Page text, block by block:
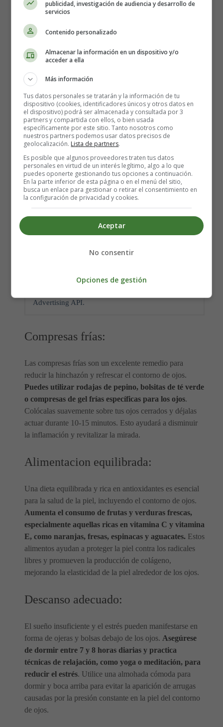
El maquillaje de ojos, especialmente el delineador y la
un desmaquillante suave y específico para los ojos
párpados cerrados durante unos segundos para aflojar el
enérgicamente, ya que esto puede causar irritación y
dañar la piel delicada.
Masajes suaves:
Realizar masajes suaves en el contorno de ojos puede
mejorar la circulación sanguínea y ayudar a reducir la
hinchazón y las ojeras.Utiliza la punta de los dedos
anulares y da pequeños toques desde el lagrimal
hacia el exterior del ojo. Repite este movimiento varias
puedes utilizar herramientas de masaje diseñadas
específicamente para el contorno de ojos, como
Error: Your account does not currently meet the
Advertising API.
Compresas frías:
Las compresas frías son un excelente remedio para
reducir la hinchazón y refrescar el contorno de ojos.
Puedes utilizar rodajas de pepino, bolsitas de té verde
o compresas de gel frías específicas para los ojos.
Colócalas suavemente sobre tus ojos cerrados y déjalas
actuar durante 10-15 minutos. Esto ayudará a disminuir
la inflamación y revitalizar la mirada.
Alimentacion equilibrada:
Una dieta equilibrada y rica en antioxidantes es esencial
para la salud de la piel, incluyendo el contorno de ojos.
Aumenta el consumo de frutas y verduras frescas,
especialmente aquellas ricas en vitamina C y vitamina
E, como naranjas, fresas, espinacas y aguacates. Estos
alimentos ayudan a proteger la piel contra los radicales
libres y promueven la producción de colágeno,
mejorando la elasticidad de la piel alrededor de los ojos.
Descanso adecuado:
El sueño insuficiente y el estrés pueden manifestarse en
forma de ojeras y bolsas debajo de los ojos. Asegúrese
de dormir entre 7 y 8 horas diarias y practica
técnicas de relajación, como yoga o meditación, para
reducir el estrés. Utilice una almohada cómoda para
dormir y boca arriba para evitar la aparición de arrugas
causadas por la presión constante en la piel del contorno
de ojos.
publicidad, investigación de audiencia y desarrollo de
servicios
Contenido personalizado
Almacenar la información en un dispositivo y/o
acceder a ella
Más información
Tus datos personales se tratarán y la información de tu
dispositivo (cookies, identificadores únicos y otros datos en
el dispositivo) podrá ser almacenada y consultada por 3
partners y compartida con ellos, o bien usada
específicamente por este sitio. Tanto nosotros como
nuestros partners podemos usar datos precisos de
geolocalización. Lista de partners.
Es posible que algunos proveedores traten tus datos
personales en virtud de un interés legítimo, algo a lo que
puedes oponerte gestionando tus opciones a continuación.
En la parte inferior de esta página o en el menú del sitio,
busca un enlace para gestionar o retirar el consentimiento en
la configuración de privacidad y cookies.
Aceptar
No consentir
Opciones de gestión